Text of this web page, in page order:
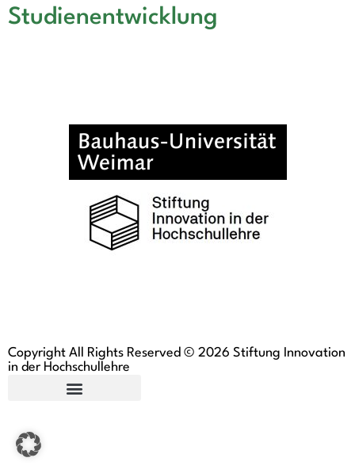
Studienentwicklung
Copyright All Rights Reserved © 2026 Stiftung Innovation
in der Hochschullehre